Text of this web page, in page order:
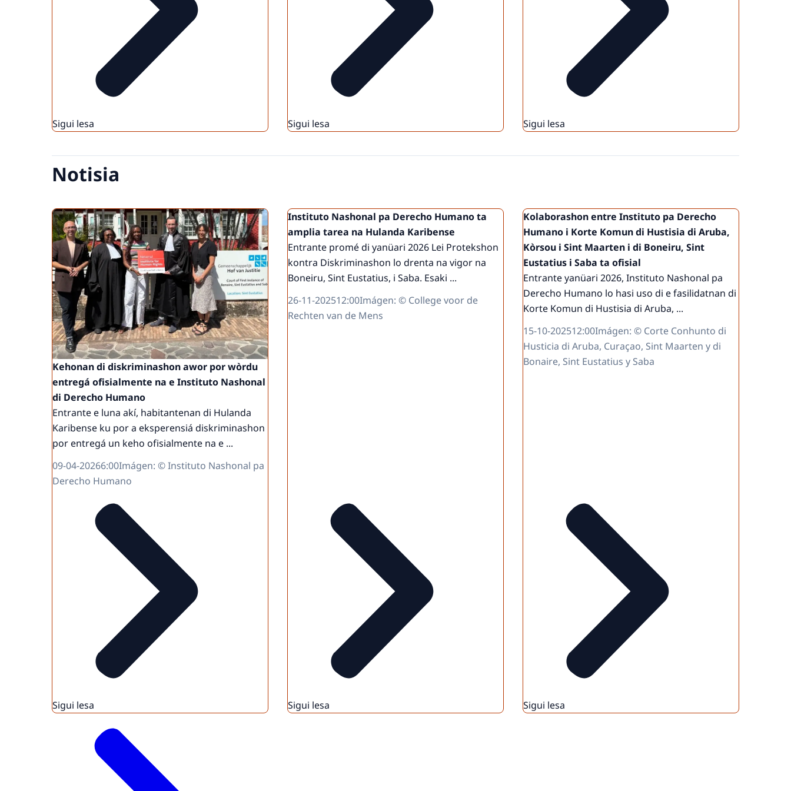
Sigui lesa Sigui lesa Sigui lesa
Notisia
Kehonan di diskriminashon awor por wòrdu
entregá ofisialmente na e Instituto Nashonal
di Derecho Humano
Entrante e luna akí, habitantenan di Hulanda
Karibense ku por a eksperensiá diskriminashon
por entregá un keho ofisialmente na e ...
09-04-20266:00Imágen: © Instituto Nashonal pa
Derecho Humano
Sigui lesa
Instituto Nashonal pa Derecho Humano ta
amplia tarea na Hulanda Karibense
Entrante promé di yanüari 2026 Lei Protekshon
kontra Diskriminashon lo drenta na vigor na
Boneiru, Sint Eustatius, i Saba. Esaki ...
26-11-202512:00Imágen: © College voor de
Rechten van de Mens
Sigui lesa
Kolaborashon entre Instituto pa Derecho
Humano i Korte Komun di Hustisia di Aruba,
Kòrsou i Sint Maarten i di Boneiru, Sint
Eustatius i Saba ta ofisial
Entrante yanüari 2026, Instituto Nashonal pa
Derecho Humano lo hasi uso di e fasilidatnan di
Korte Komun di Hustisia di Aruba, ...
15-10-202512:00Imágen: © Corte Conhunto di
Husticia di Aruba, Curaçao, Sint Maarten y di
Bonaire, Sint Eustatius y Saba
Sigui lesa